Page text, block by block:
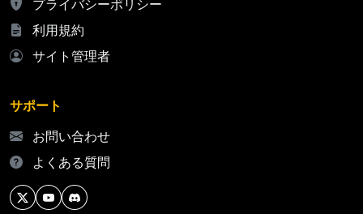
プライバシーポリシー
利用規約
サイト管理者
サポート
お問い合わせ
よくある質問